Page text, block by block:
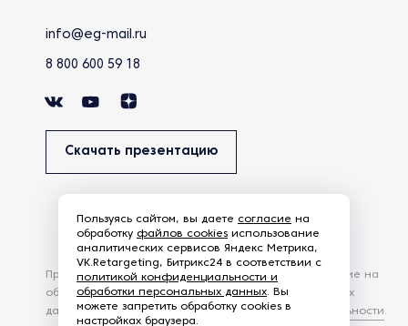
info@eg-mail.ru
8 800 600 59 18
Скачать презентацию
Продолжая использовать наш сайт, вы даете согласие на
обработку файлов Cookies и других пользовательских
данных, в соответствии сПолитикой конфиденциальности.
Пользуясь сайтом, вы даете согласие на
обработку файлов cookies использование
аналитических сервисов Яндекс Метрика,
VK.Retargeting, Битрикс24 в соответствии с
политикой конфиденциальности и
обработки персональных данных. Вы
можете запретить обработку cookies в
настройках браузера.